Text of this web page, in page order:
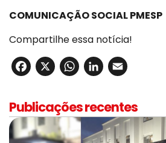
COMUNICAÇÃO SOCIAL PMESP
Compartilhe essa notícia!
Facebook
X WhatsApp
LinkedIn
Publicações recentes